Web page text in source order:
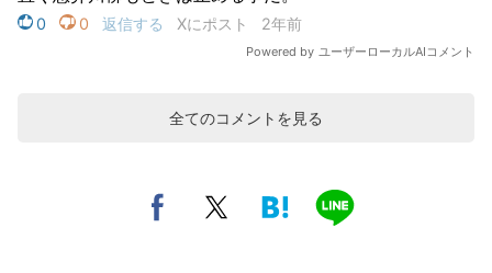
全てのコメントを見る